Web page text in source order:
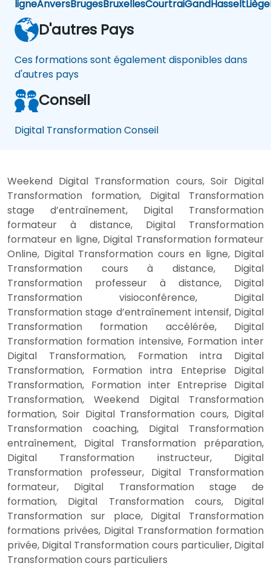
ligneAnversBrugesBruxellesCourtraiGandHasseltLiège
D'autres Pays
Ces formations sont également disponibles dans
d'autres pays
Conseil
Digital Transformation Conseil
Weekend Digital Transformation cours, Soir Digital
Transformation formation, Digital Transformation
stage d’entraînement, Digital Transformation
formateur à distance, Digital Transformation
formateur en ligne, Digital Transformation formateur
Online, Digital Transformation cours en ligne, Digital
Transformation cours à distance, Digital
Transformation professeur à distance, Digital
Transformation visioconférence, Digital
Transformation stage d’entraînement intensif, Digital
Transformation formation accélérée, Digital
Transformation formation intensive, Formation inter
Digital Transformation, Formation intra Digital
Transformation, Formation intra Enteprise Digital
Transformation, Formation inter Entreprise Digital
Transformation, Weekend Digital Transformation
formation, Soir Digital Transformation cours, Digital
Transformation coaching, Digital Transformation
entraînement, Digital Transformation préparation,
Digital Transformation instructeur, Digital
Transformation professeur, Digital Transformation
formateur, Digital Transformation stage de
formation, Digital Transformation cours, Digital
Transformation sur place, Digital Transformation
formations privées, Digital Transformation formation
privée, Digital Transformation cours particulier, Digital
Transformation cours particuliers